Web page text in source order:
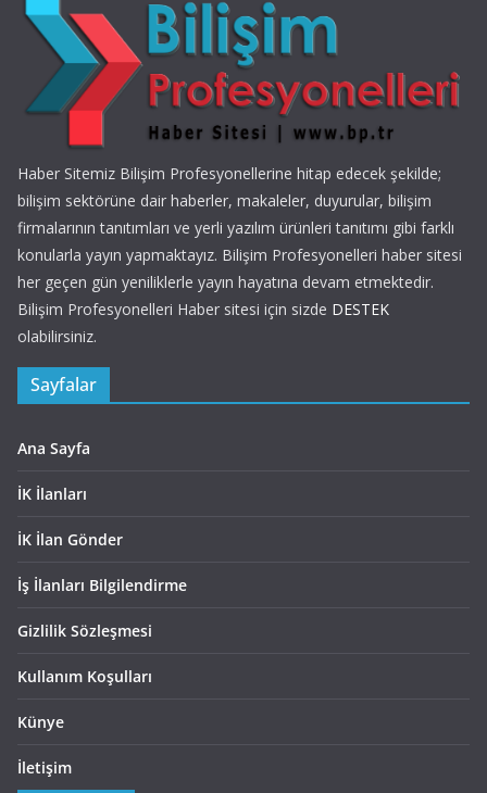
Haber Sitemiz Bilişim Profesyonellerine hitap edecek şekilde;
bilişim sektörüne dair haberler, makaleler, duyurular, bilişim
firmalarının tanıtımları ve yerli yazılım ürünleri tanıtımı gibi farklı
konularla yayın yapmaktayız. Bilişim Profesyonelleri haber sitesi
her geçen gün yeniliklerle yayın hayatına devam etmektedir.
Bilişim Profesyonelleri Haber sitesi için sizde DESTEK
olabilirsiniz.
Sayfalar
Ana Sayfa
İK İlanları
İK İlan Gönder
İş İlanları Bilgilendirme
Gizlilik Sözleşmesi
Kullanım Koşulları
Künye
İletişim